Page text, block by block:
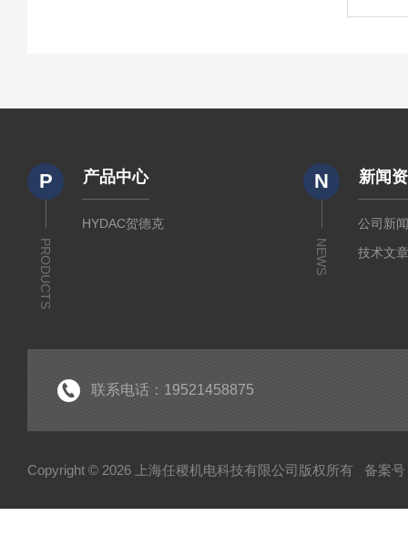
P
PRODUCTS
产品中心
HYDAC贺德克
N
NEWS
新闻
公司新
技术文
联系电话：19521458875
Copyright © 2026 上海任稷机电科技有限公司版权所有 备案号